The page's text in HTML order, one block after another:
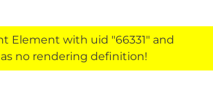
Element with uid "66331" and
no rendering definition!